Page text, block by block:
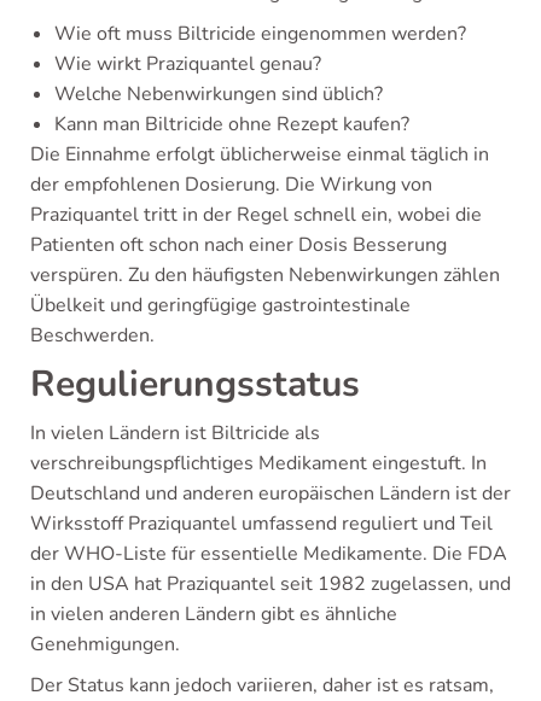
Wie oft muss Biltricide eingenommen werden?
Wie wirkt Praziquantel genau?
Welche Nebenwirkungen sind üblich?
Kann man Biltricide ohne Rezept kaufen?
Die Einnahme erfolgt üblicherweise einmal täglich in
der empfohlenen Dosierung. Die Wirkung von
Praziquantel tritt in der Regel schnell ein, wobei die
Patienten oft schon nach einer Dosis Besserung
verspüren. Zu den häufigsten Nebenwirkungen zählen
Übelkeit und geringfügige gastrointestinale
Beschwerden.
Regulierungsstatus
In vielen Ländern ist Biltricide als
verschreibungspflichtiges Medikament eingestuft. In
Deutschland und anderen europäischen Ländern ist der
Wirksstoff Praziquantel umfassend reguliert und Teil
der WHO-Liste für essentielle Medikamente. Die FDA
in den USA hat Praziquantel seit 1982 zugelassen, und
in vielen anderen Ländern gibt es ähnliche
Genehmigungen.
Der Status kann jedoch variieren, daher ist es ratsam,